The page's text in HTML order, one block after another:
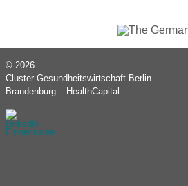
© 2026
Cluster Gesundheitswirtschaft Berlin-
Brandenburg – HealthCapital